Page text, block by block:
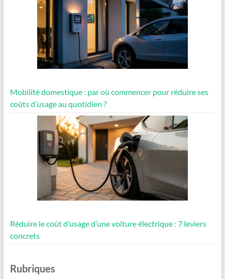
Mobilité domestique : par où commencer pour réduire ses
coûts d’usage au quotidien ?
Réduire le coût d’usage d’une voiture électrique : 7 leviers
concrets
Rubriques